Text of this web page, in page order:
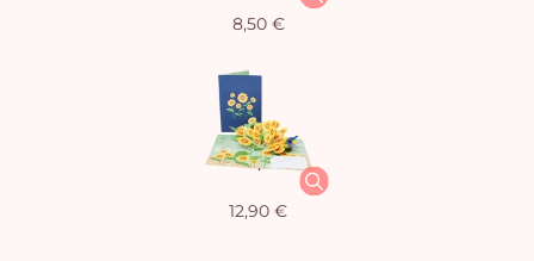
8,50 €
12,90 €